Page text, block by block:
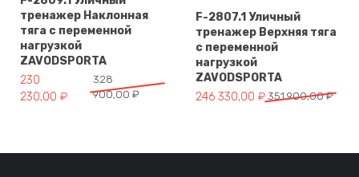
тренажер Наклонная
тяга с переменной
нагрузкой
ZAVODSPORTA
328
900,00 ₽
Первоначальная цена составляла 328 900,00 ₽.
230
230,00 ₽
Текущая цена: 230 230,00 ₽.
F-2807.1 Уличный
тренажер Верхняя тяга
с переменной
нагрузкой
ZAVODSPORTA
351 900,00₽
Первоначальная цена
246 330,00 ₽
Текущая цена: 246 330,00 ₽.